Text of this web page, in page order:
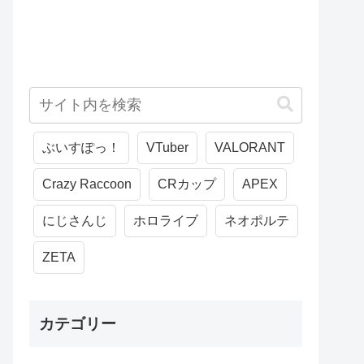
ぶいすぽっ！ VTuber VALORANT
Crazy Raccoon CRカップ APEX
にじさんじ ホロライブ ネオポルテ
ZETA
カテゴリー